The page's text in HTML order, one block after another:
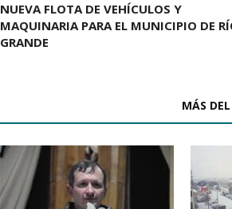
NUEVA FLOTA DE VEHÍCULOS Y
MAQUINARIA PARA EL MUNICIPIO DE
GRANDE
MÁS